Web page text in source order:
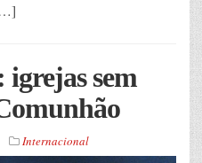
sem
Internacional